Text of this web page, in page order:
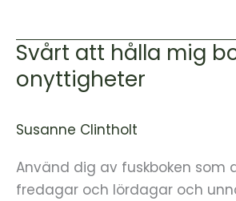
Svårt att hålla mig
onyttigheter
Susanne Clintholt
Använd dig av fuskboken som
fredagar och lördagar och
Svårt
att
hålla
borta
från
onyttigheter